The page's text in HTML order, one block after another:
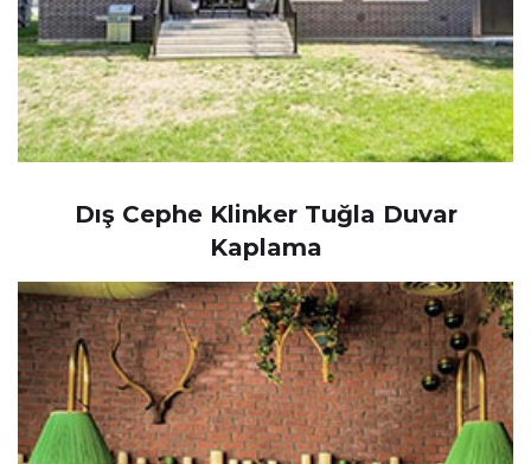
Dış Cephe Klinker Tuğla Duvar
Kaplama